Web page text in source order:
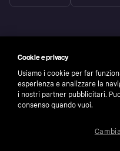
Cookie e privacy
Usiamo i cookie per far
esperienza e analizzare la
i nostri partner pubblicitari.
consenso quando vuoi.